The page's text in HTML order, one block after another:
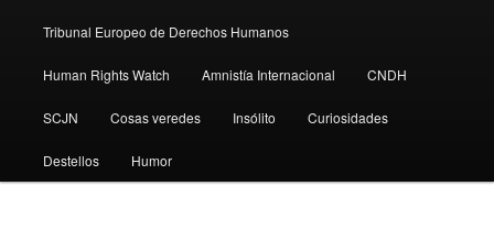
Tribunal Europeo de Derechos Humanos
Human Rights Watch Amnistía Internacional CNDH
SCJN Cosas veredes Insólito Curiosidades
Destellos Humor